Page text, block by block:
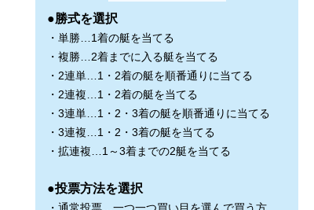
●勝式を選択
・単勝…1着の艇を当てる
・複勝…2着までに入る艇を当てる
・2連単…1・2着の艇を順番通りに当てる
・2連複…1・2着の艇を当てる
・3連単…1・2・3着の艇を順番通りに当てる
・3連複…1・2・3着の艇を当てる
・拡連複…1～3着までの2艇を当てる
●投票方法を選択